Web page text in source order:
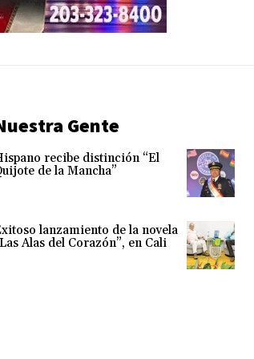
Gente
recibe distinción “El
de la Mancha”
lanzamiento de la novela
Alas del Corazón”, en Cali